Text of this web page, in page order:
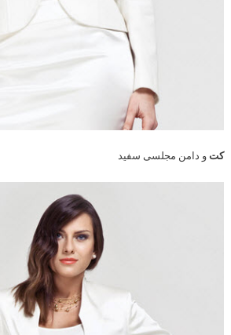
کتو دامن مجلسی سفید